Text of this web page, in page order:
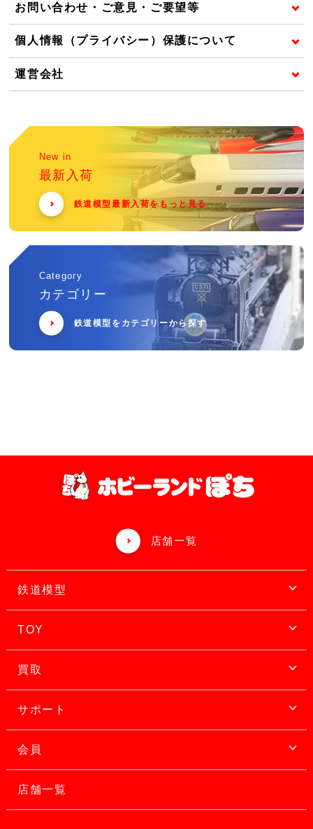
お問い合わせ・ご意見・ご要望等
個人情報（プライバシー）保護について
運営会社
New in
最新入荷
鉄道模型最新入荷をもっと見る
Category
カテゴリー
鉄道模型をカテゴリーから探す
店舗一覧
鉄道模型
TOY
買取
サポート
会員
店舗一覧